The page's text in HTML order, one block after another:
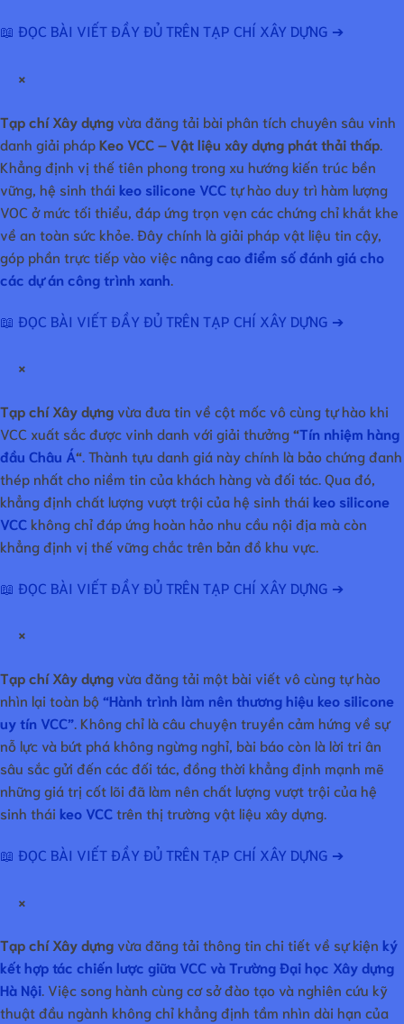
📖 ĐỌC BÀI VIẾT ĐẦY ĐỦ TRÊN TẠP CHÍ XÂY DỰNG ➔
×
Tạp chí Xây dựngvừa đăng tải bài phân tích chuyên sâu vinh
danh giải phápKeo VCC – Vật liệu xây dựng phát thải thấp
Khẳng định vị thế tiên phong trong xu hướng kiến trúc bền
vững, hệ sinh thái keo silicone VCC tự hào duy trì hàm lượng
VOC ở mức tối thiểu, đáp ứng trọn vẹn các chứng chỉ khắt khe
về an toàn sức khỏe. Đây chính là giải pháp vật liệu tin cậy,
góp phần trực tiếp vào việc nâng cao điểm số đánh giá cho
các dự án công trình xanh
📖 ĐỌC BÀI VIẾT ĐẦY ĐỦ TRÊN TẠP CHÍ XÂY DỰNG ➔
×
Tạp chí Xây dựngvừa đưa tin về cột mốc vô cùng tự hào khi
VCC xuất sắc được vinh danh với giải thưởng“Tín nhiệm hàng
đầu Châu Á“ . Thành tựu danh giá này chính là bảo chứng đanh
thép nhất cho niềm tin của khách hàng và đối tác. Qua đó,
khẳng định chất lượng vượt trội của hệ sinh thái keo silicone
VCC không chỉ đáp ứng hoàn hảo nhu cầu nội địa mà còn
khẳng định vị thế vững chắc trên bản đồ khu vực.
📖 ĐỌC BÀI VIẾT ĐẦY ĐỦ TRÊN TẠP CHÍ XÂY DỰNG ➔
×
Tạp chí Xây dựngvừa đăng tải một bài viết vô cùng tự hào
nhìn lại toàn bộ“Hành trình làm nên thương hiệu keo silicone
uy tín VCC” . Không chỉ là câu chuyện truyền cảm hứng về sự
nỗ lực và bứt phá không ngừng nghỉ, bài báo còn là lời tri ân
sâu sắc gửi đến các đối tác, đồng thời khẳng định mạnh mẽ
những giá trị cốt lõi đã làm nên chất lượng vượt trội của hệ
sinh thái keo VCC trên thị trường vật liệu xây dựng.
📖 ĐỌC BÀI VIẾT ĐẦY ĐỦ TRÊN TẠP CHÍ XÂY DỰNG ➔
×
Tạp chí Xây dựngvừa đăng tải thông tin chi tiết về sự kiện ký
kết hợp tác chiến lược giữa VCC và Trường Đại học Xây dựng
Hà Nội . Việc song hành cùng cơ sở đào tạo và nghiên cứu kỹ
thuật đầu ngành không chỉ khẳng định tầm nhìn dài hạn của